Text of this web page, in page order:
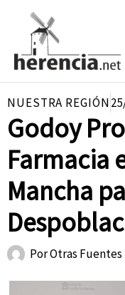
contenido
NUESTRA REGIÓN
Godoy
Farmacia
Mancha
PorOtras Fuentes